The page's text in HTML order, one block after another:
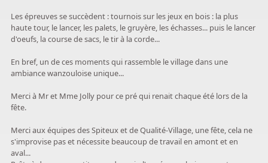
Les épreuves se succèdent : tournois sur les jeux en bois : la plus
haute tour, le lancer, les palets, le gruyère, les échasses... puis le lancer
d'oeufs, la course de sacs, le tir à la corde...
En bref, un de ces moments qui rassemble le village dans une
ambiance wanzouloise unique...
Merci à Mr et Mme Jolly pour ce pré qui renait chaque été lors de la
fête.
Merci aux équipes des Spiteux et de Qualité-Village, une fête, cela ne
s'improvise pas et nécessite beaucoup de travail en amont et en
aval...